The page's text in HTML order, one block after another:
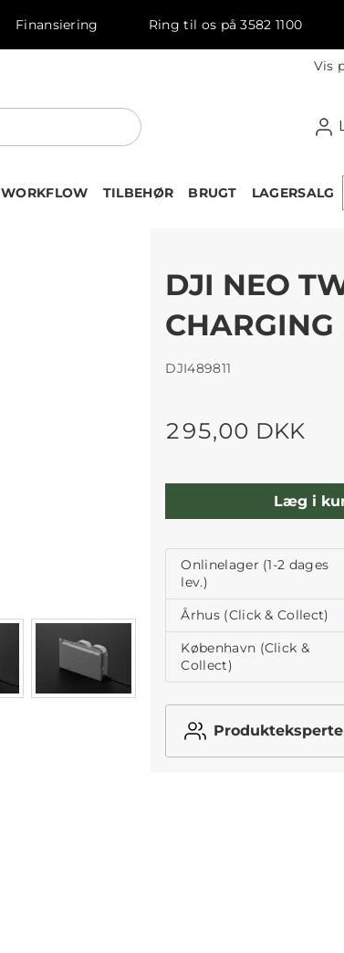
Finansiering Ring til os på 3582 1100
Vis
WORKFLOW TILBEHØR BRUGT LAGERSALG
DJI NEO
CHARGING
DJI489811
295,00 DKK
Læg i
Onlinelager (1-2 dages
lev.)
Århus (Click & Collect)
København (Click &
Collect)